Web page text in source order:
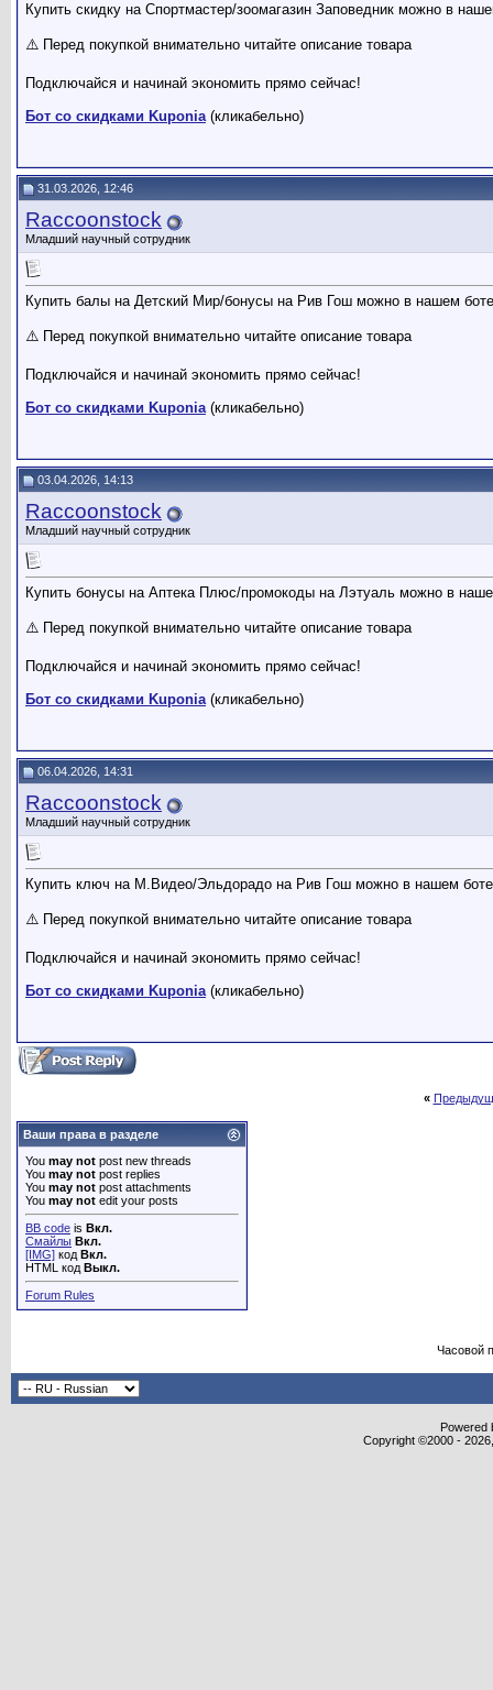
Купить скидку на Спортмастер/зоомагазин Заповедник можно в
⚠️ Перед покупкой внимательно читайте описание товара
Подключайся и начинай экономить прямо сейчас!
Бот со скидками Kuponia(кликабельно)
31.03.2026, 12:46
Raccoonstock
Младший научный сотрудник
Купить балы на Детский Мир/бонусы на Рив Гош можно в нашем
⚠️ Перед покупкой внимательно читайте описание товара
Подключайся и начинай экономить прямо сейчас!
Бот со скидками Kuponia(кликабельно)
03.04.2026, 14:13
Raccoonstock
Младший научный сотрудник
Купить бонусы на Аптека Плюс/промокоды на Лэтуаль можно в
⚠️ Перед покупкой внимательно читайте описание товара
Подключайся и начинай экономить прямо сейчас!
Бот со скидками Kuponia(кликабельно)
06.04.2026, 14:31
Raccoonstock
Младший научный сотрудник
Купить ключ на M.Видео/Эльдорадо на Рив Гош можно в нашем
⚠️ Перед покупкой внимательно читайте описание товара
Подключайся и начинай экономить прямо сейчас!
Бот со скидками Kuponia(кликабельно)
«
Ваши права в разделе
You may not post new threads
You may not post replies
You may not post attachments
You may not edit your posts
BB code is Вкл.
Смайлы Вкл.
[IMG] код Вкл.
HTML код Выкл.
Forum Rules
Часовой
Powered
Copyright ©2000 -